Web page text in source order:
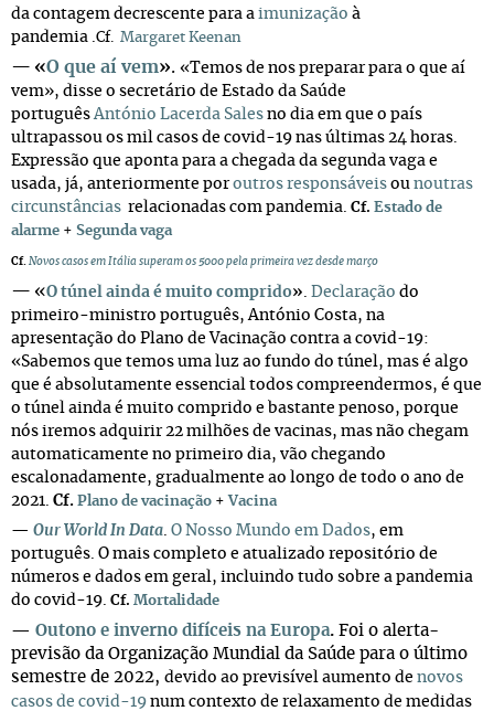
da contagem decrescente para a imunização à
pandemia .Cf. Margaret Keenan
— «O que aí vem». «Temos de nos preparar para o que aí
vem», disse o secretário de Estado da Saúde
portuguêsAntónio Lacerda Sales no dia em que o país
ultrapassou os mil casos de covid-19 nas últimas 24 horas.
Expressão que aponta para a chegada da segunda vaga e
usada, já, anteriormente poroutros responsáveis ou noutras
circunstâncias relacionadas com pandemia. Cf. Estado de
alarme + Segunda vaga
Cf. Novos casos em Itália superam os 5000 pela primeira vez desde março
— «O túnel ainda é muito comprido». Declaração do
primeiro-ministro português, António Costa, na
apresentação do Plano de Vacinação contra a covid-19:
«Sabemos que temos uma luz ao fundo do túnel, mas é algo
que é absolutamente essencial todos compreendermos, é que
o túnel ainda é muito comprido e bastante penoso, porque
nós iremos adquirir 22 milhões de vacinas, mas não chegam
automaticamente no primeiro dia, vão chegando
escalonadamente, gradualmente ao longo de todo o ano de
2021. Cf. Plano de vacinação + Vacina
— Our World In Data. O Nosso Mundo em Dados, em
português. O mais completo e atualizado repositório de
números e dados em geral, incluindo tudo sobre a pandemia
do covid-19. Cf. Mortalidade
— Outono e inverno difíceis na Europa. Foi o alerta-
previsão da Organização Mundial da Saúde para o último
semestre de 2022, devido ao previsível aumento de novos
casos de covid-19 num contexto de relaxamento de medidas